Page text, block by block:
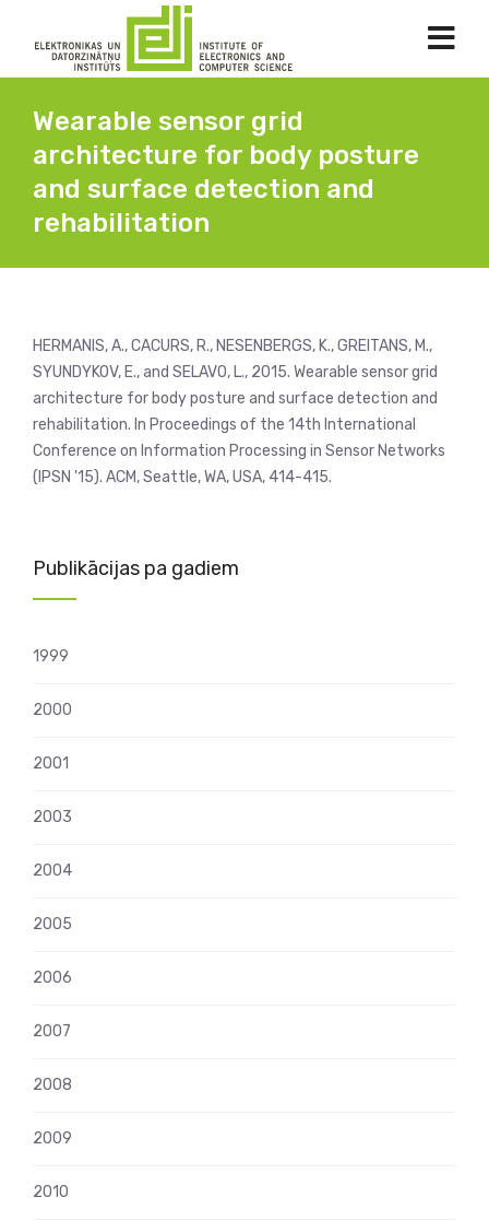
Wearable sensor grid
architecture for body posture
and surface detection and
rehabilitation
HERMANIS, A., CACURS, R., NESENBERGS, K., GREITANS, M.,
SYUNDYKOV, E., and SELAVO, L., 2015. Wearable sensor grid
architecture for body posture and surface detection and
rehabilitation. In Proceedings of the 14th International
Conference on Information Processing in Sensor Networks
(IPSN '15). ACM, Seattle, WA, USA, 414-415.
Publikācijas pa gadiem
1999
2000
2001
2003
2004
2005
2006
2007
2008
2009
2010